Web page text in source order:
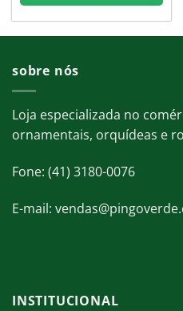
sobre nós
Loja especializada no
ornamentais, orquídeas e
Fone: (41) 3180-0076
E-mail:
INSTITUCIONAL